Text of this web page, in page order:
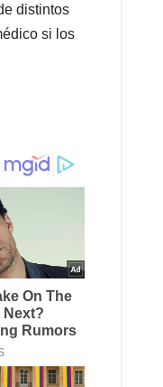
distintos
si los